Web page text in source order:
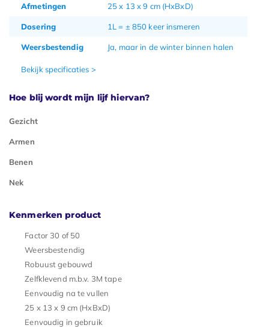
Afmetingen 25 x 13 x 9 cm (HxBxD)
Dosering 1L = ± 850 keer insmeren
Weersbestendig Ja, maar in de winter binnen halen
Bekijk specificaties >
Hoe blij wordt mijn lijf hiervan?
Gezicht
Armen
Benen
Nek
Kenmerken product
Factor 30 of 50
Weersbestendig
Robuust gebouwd
Zelfklevend m.b.v. 3M tape
Eenvoudig na te vullen
25 x 13 x 9 cm (HxBxD)
Eenvoudig in gebruik